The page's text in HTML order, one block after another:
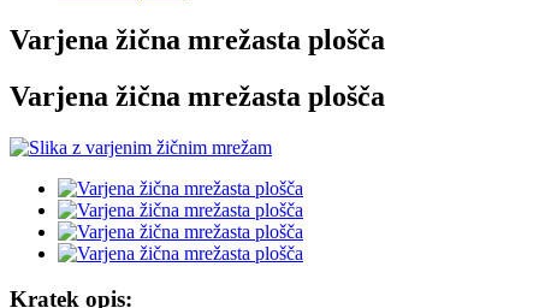
Varjena žična mrežasta plošča
Varjena žična mrežasta plošča
Kratek opis: